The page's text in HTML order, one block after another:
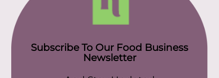
Subscribe To Our Food Business
Newsletter